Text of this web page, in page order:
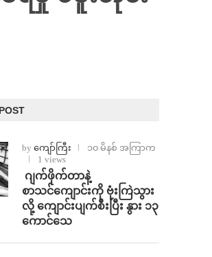
by ကျော်ကြီး
၁၀ မိနစ် အကြာက
1 views
⁨⁩ ⁨ဂျက်ဖိုက်တာနဲ့
စာသင်ကျောင်းကို ဗုံးကြဲသွား
လို့ ကျောင်းပျက်စီးပြီး နွား ၁၃
ကောင်သေ